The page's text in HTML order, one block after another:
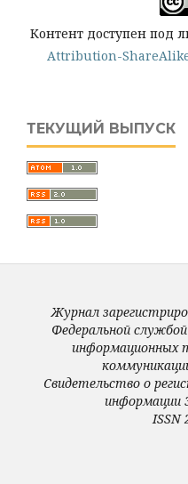
Контент доступен под
Attribution-
ТЕКУЩИЙ ВЫПУСК
Журнал
Федеральной
информационных
Свидетельство о
информации
ISSN